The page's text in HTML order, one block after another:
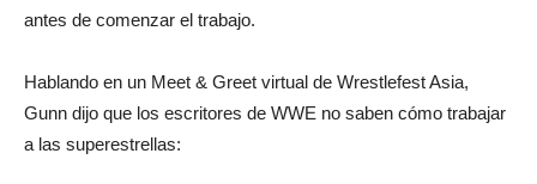
antes de comenzar el trabajo.
Hablando en un Meet & Greet virtual de Wrestlefest Asia,
Gunn dijo que los escritores de WWE no saben cómo trabajar
a las superestrellas: